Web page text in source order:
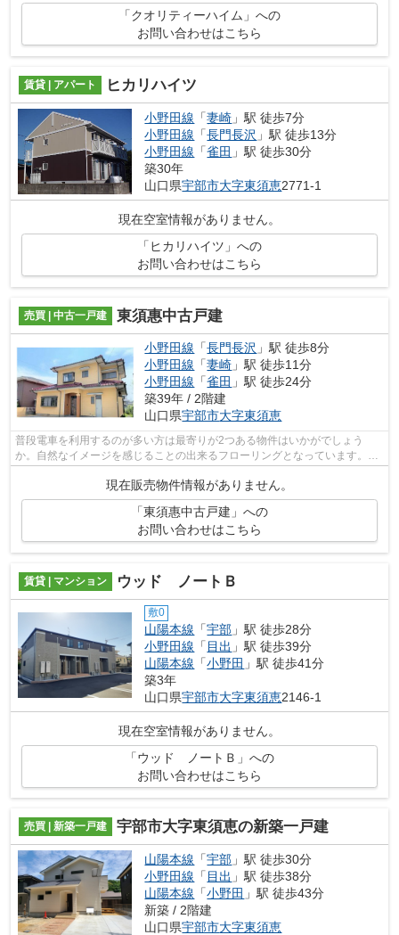
「クオリティーハイム」への
お問い合わせはこちら
賃貸 | アパート ヒカリハイツ
小野田線 「妻崎 」駅 徒歩7分
小野田線 「長門長沢 」駅 徒歩13分
小野田線 「雀田 」駅 徒歩30分
築30年
山口県宇部市大字東須恵2771-1
現在空室情報がありません。
「ヒカリハイツ」への
お問い合わせはこちら
売買 | 中古一戸建 東須惠中古戸建
小野田線 「長門長沢 」駅 徒歩8分
小野田線 「妻崎 」駅 徒歩11分
小野田線 「雀田 」駅 徒歩24分
築39年 / 2階建
山口県宇部市大字東須恵
普段電車を利用するのが多い方は最寄りが2つある物件はいかがでしょう
か。自然なイメージを感じることの出来るフローリングとなっています。綺
現在販売物件情報がありません。
「東須惠中古戸建」への
お問い合わせはこちら
賃貸 | マンション ウッド ノートＢ
敷0
山陽本線 「宇部 」駅 徒歩28分
小野田線 「 目出 」駅 徒歩39分
山陽本線 「小野田 」駅 徒歩41分
築3年
山口県宇部市大字東須恵2146-1
現在空室情報がありません。
「ウッド ノートＢ」への
お問い合わせはこちら
売買 | 新築一戸建 宇部市大字東須恵の新築一戸建
山陽本線 「宇部 」駅 徒歩30分
小野田線 「 目出 」駅 徒歩38分
山陽本線 「小野田 」駅 徒歩43分
新築 / 2階建
山口県宇部市大字東須恵